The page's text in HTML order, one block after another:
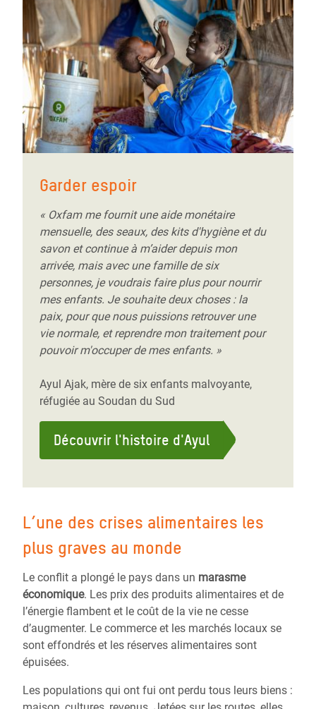
Garder espoir
« Oxfam me fournit une aide monétaire
mensuelle, des seaux, des kits d'hygiène et du
savon et continue à m’aider depuis mon
arrivée, mais avec une famille de six
personnes, je voudrais faire plus pour nourrir
mes enfants. Je souhaite deux choses : la
paix, pour que nous puissions retrouver une
vie normale, et reprendre mon traitement pour
pouvoir m'occuper de mes enfants. »
Ayul Ajak, mère de six enfants malvoyante,
réfugiée au Soudan du Sud
Découvrir l'histoire d'Ayul
L’une des crises alimentaires les
plus graves au monde
Le conflit a plongé le pays dans un marasme
économique. Les prix des produits alimentaires et de
l’énergie flambent et le coût de la vie ne cesse
d’augmenter. Le commerce et les marchés locaux se
sont effondrés et les réserves alimentaires sont
épuisées.
Les populations qui ont fui ont perdu tous leurs biens :